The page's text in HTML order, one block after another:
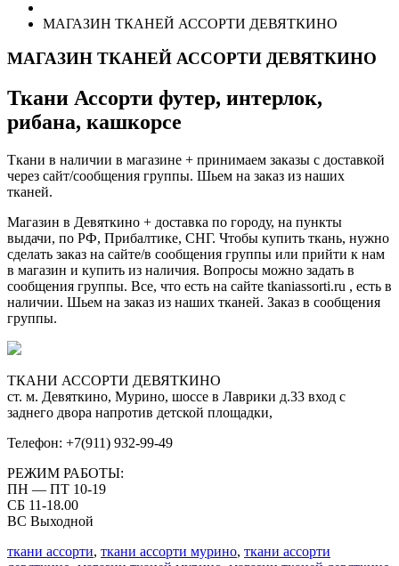
МАГАЗИН ТКАНЕЙ АССОРТИ ДЕВЯТКИНО
МАГАЗИН ТКАНЕЙ АССОРТИ ДЕВЯТКИНО
Ткани Ассорти футер, интерлок,
рибана, кашкорсе
Ткани в наличии в магазине + принимаем заказы с доставкой
через сайт/сообщения группы. Шьем на заказ из наших
тканей.
Магазин в Девяткино + доставка по городу, на пункты
выдачи, по РФ, Прибалтике, СНГ. Чтобы купить ткань, нужно
сделать заказ на сайте/в сообщения группы или прийти к нам
в магазин и купить из наличия. Вопросы можно задать в
сообщения группы. Все, что есть на сайте tkaniassorti.ru , есть в
наличии. Шьем на заказ из наших тканей. Заказ в сообщения
группы.
ТКАНИ АССОРТИ ДЕВЯТКИНО
ст. м. Девяткино, Мурино, шоссе в Лаврики д.33 вход с
заднего двора напротив детской площадки,
Телефон: +7(911) 932-99-49
РЕЖИМ РАБОТЫ:
ПН — ПТ 10-19
СБ 11-18.00
ВС Выходной
ткани ассорти, ткани ассорти мурино, ткани ассорти